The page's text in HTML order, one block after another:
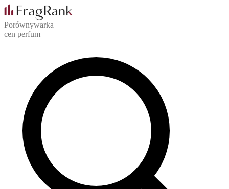
Porównywarka
cen perfum